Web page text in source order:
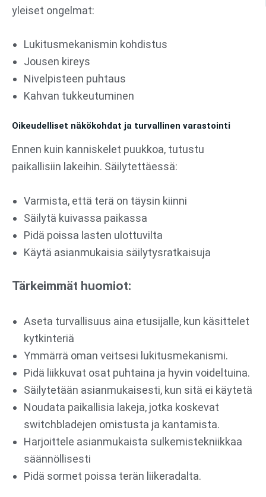
yleiset ongelmat:
Lukitusmekanismin kohdistus
Jousen kireys
Nivelpisteen puhtaus
Kahvan tukkeutuminen
Oikeudelliset näkökohdat ja turvallinen varastointi
Ennen kuin kanniskelet puukkoa, tutustu
paikallisiin lakeihin. Säilytettäessä:
Varmista, että terä on täysin kiinni
Säilytä kuivassa paikassa
Pidä poissa lasten ulottuvilta
Käytä asianmukaisia säilytysratkaisuja
Tärkeimmät huomiot:
Aseta turvallisuus aina etusijalle, kun käsittelet
kytkinteriä
Ymmärrä oman veitsesi lukitusmekanismi.
Pidä liikkuvat osat puhtaina ja hyvin voideltuina.
Säilytetään asianmukaisesti, kun sitä ei käytetä
Noudata paikallisia lakeja, jotka koskevat
switchbladejen omistusta ja kantamista.
Harjoittele asianmukaista sulkemistekniikkaa
säännöllisesti
Pidä sormet poissa terän liikeradalta.